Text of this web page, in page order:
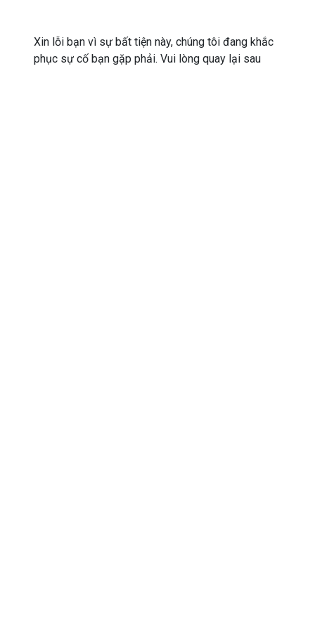
Xin lỗi bạn vì sự bất tiện này, chúng tôi đang khắc
phục sự cố bạn gặp phải. Vui lòng quay lại sau